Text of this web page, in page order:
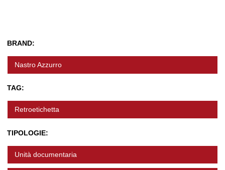
BRAND:
Nastro Azzurro
TAG:
Retroetichetta
TIPOLOGIE:
Unità documentaria